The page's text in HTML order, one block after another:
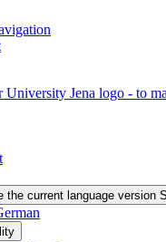
University Jena logo - to
the current language version